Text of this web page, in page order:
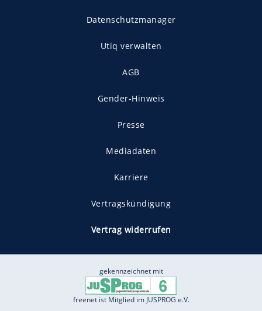
Datenschutzmanager
Utiq verwalten
AGB
Gender-Hinweis
Presse
Mediadaten
Karriere
Vertragskündigung
Vertrag widerrufen
gekennzeichnet mit
freenet ist Mitglied im JUSPROG e.V.